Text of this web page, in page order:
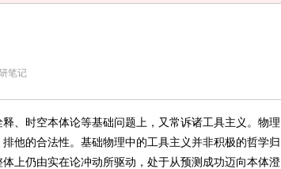
笔记
、时空本体论等基础问题上，又常诉诸工具主义。物理
他的合法性。基础物理中的工具主义并非积极的哲学归
上仍由实在论冲动所驱动，处于从预测成功迈向本体澄